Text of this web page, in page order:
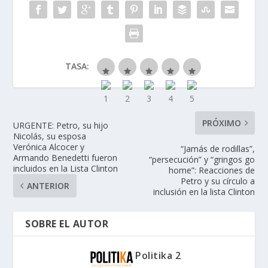
TASA:
URGENTE: Petro, su hijo
Nicolás, su esposa
Verónica Alcocer y
Armando Benedetti fueron
incluidos en la Lista Clinton
ANTERIOR
PRÓXIMO
“Jamás de rodillas”,
“persecución” y “gringos go
home”: Reacciones de
Petro y su círculo a
inclusión en la lista Clinton
SOBRE EL AUTOR
Politika 2